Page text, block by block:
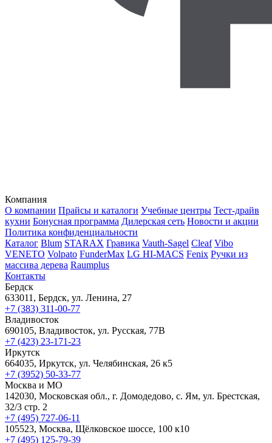
Компания
О компании Прайсы и каталоги Учебные центры Тест-драйв
кухни Бонусная программа Дилерская сеть Новости и акции
Политика конфиденциальности
Каталог Blum STARAX Гравика Vauth-Sagel Cleaf Vibo
VENETO Volpato FunderMax LG HI-MACS Fenix Ручки из
массива дерева Raumplus
Контакты
Бердск
633011, Бердск, ул. Ленина, 27
+7 (383) 311-00-77
Владивосток
690105, Владивосток, ул. Русская, 77В
+7 (423) 23-171-23
Иркутск
664035, Иркутск, ул. Челябинская, 26 к5
+7 (3952) 50-33-77
Москва и МО
142030, Московская обл., г. Домодедово, с. Ям, ул. Брестская,
32/3 стр. 2
+7 (495) 727-06-11
105523, ​Москва, Щёлковское шоссе, 100 к10
+7 (495) 125-79-39